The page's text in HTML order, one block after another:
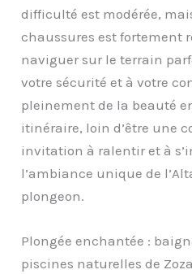
difficulté est modérée,
chaussures est fortement
naviguer sur le terrain
votre sécurité et à votre
pleinement de la beauté
itinéraire, loin d’être une
invitation à ralentir et à
l’ambiance unique de
plongeon.
Plongée enchantée :
piscines naturelles de Zoza